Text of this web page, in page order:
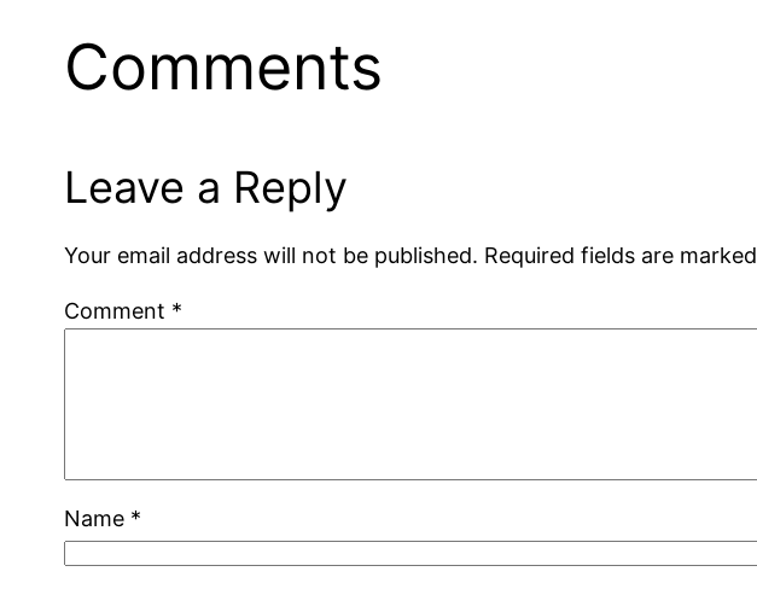
Comments
Leave a Reply
Your email address will not be published. Required fields are marked
Comment *
Name *